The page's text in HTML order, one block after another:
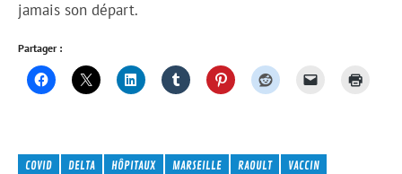
jamais son départ.
Partager :
COVID DELTA HÔPITAUX MARSEILLE RAOULT VACCIN